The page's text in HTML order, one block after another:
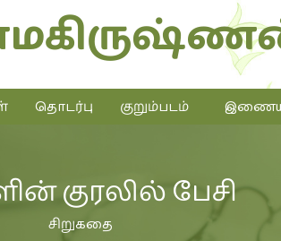
தொடர்பு குறும்படம்
குரலில் பேசி
சிறுகதை